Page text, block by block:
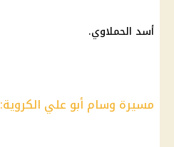
أسد الحملاوي.
مسيرة وسام أبو علي الكروية: